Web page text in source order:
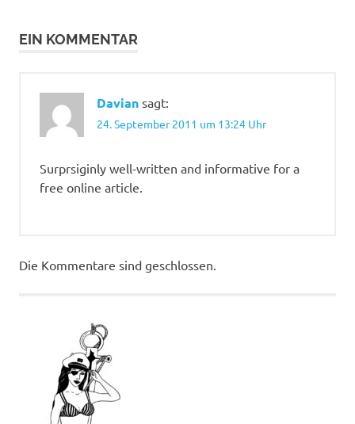
EIN KOMMENTAR
Davian sagt:
24. September 2011 um 13:24 Uhr
Surprsiginly well-written and informative for a
free online article.
Die Kommentare sind geschlossen.